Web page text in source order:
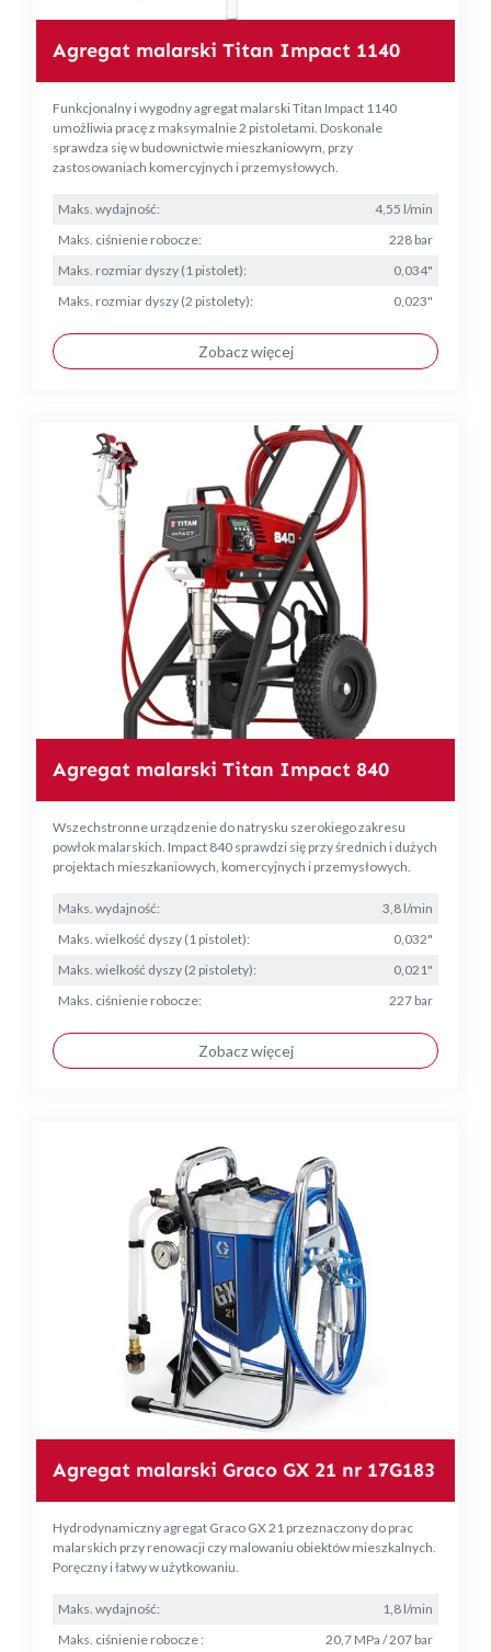
Agregat malarski Titan Impact 1140
Funkcjonalny i wygodny agregat malarski Titan Impact 1140
umożliwia pracę z maksymalnie 2 pistoletami. Doskonale
sprawdza się w budownictwie mieszkaniowym, przy
zastosowaniach komercyjnych i przemysłowych.
Maks. wydajność:
4,55 l/min
Maks. ciśnienie robocze:
228 bar
Maks. rozmiar dyszy (1 pistolet):
0,034"
Maks. rozmiar dyszy (2 pistolety):
0,023"
Zobacz więcej
Agregat malarski Titan Impact 840
Wszechstronne urządzenie do natrysku szerokiego zakresu
powłok malarskich. Impact 840 sprawdzi się przy średnich i dużych
projektach mieszkaniowych, komercyjnych i przemysłowych.
Maks. wydajność:
3,8 l/min
Maks. wielkość dyszy (1 pistolet):
0,032"
Maks. wielkość dyszy (2 pistolety):
0,021"
Maks. ciśnienie robocze:
227 bar
Zobacz więcej
Agregat malarski Graco GX 21 nr 17G183
Hydrodynamiczny agregat Graco GX 21 przeznaczony do prac
malarskich przy renowacji czy malowaniu obiektów mieszkalnych.
Poręczny i łatwy w użytkowaniu.
Maks. wydajność:
1,8 l/min
Maks. ciśnienie robocze :
20,7 MPa / 207 bar